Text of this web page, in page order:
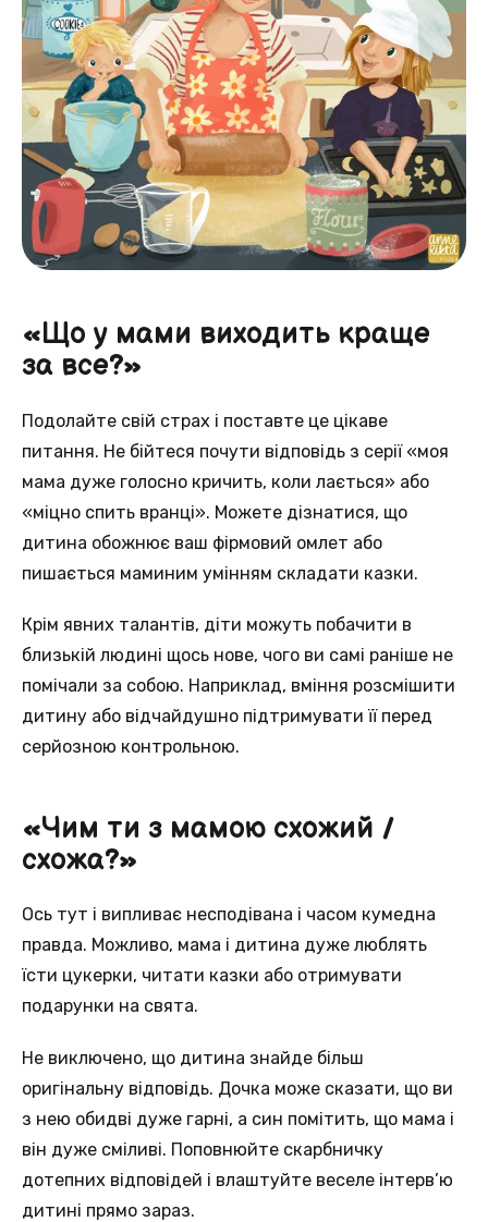
«Що у мами виходить краще
за все?»
Подолайте свій страх і поставте це цікаве
питання. Не бійтеся почути відповідь з серії «моя
мама дуже голосно кричить, коли лається» або
«міцно спить вранці». Можете дізнатися, що
дитина обожнює ваш фірмовий омлет або
пишається маминим умінням складати казки.
Крім явних талантів, діти можуть побачити в
близькій людині щось нове, чого ви самі раніше не
помічали за собою. Наприклад, вміння розсмішити
дитину або відчайдушно підтримувати її перед
серйозною контрольною.
«Чим ти з мамою схожий /
схожа?»
Ось тут і випливає несподівана і часом кумедна
правда. Можливо, мама і дитина дуже люблять
їсти цукерки, читати казки або отримувати
подарунки на свята.
Не виключено, що дитина знайде більш
оригінальну відповідь. Дочка може сказати, що ви
з нею обидві дуже гарні, а син помітить, що мама і
він дуже сміливі. Поповнюйте скарбничку
дотепних відповідей і влаштуйте веселе інтерв’ю
дитині прямо зараз.